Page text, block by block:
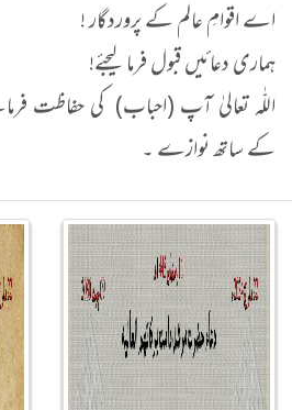
اے اقوامِ عالم کے پروردگار !
ہماری دعائیں قبول فرما لیجئے!
اللّٰہ تعالیٰ آپ (احباب) کی حفاظت
کے ساتھ نوازے ۔